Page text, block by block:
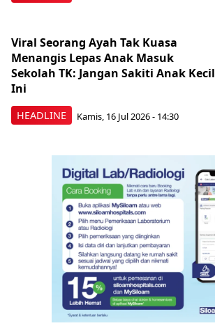
HEADLINE
Viral Seorang Ayah Tak Kuasa
Menangis Lepas Anak Masuk
Sekolah TK: Jangan Sakiti Anak Kecil
Ini
Kamis, 16 Jul 2026 - 14:30